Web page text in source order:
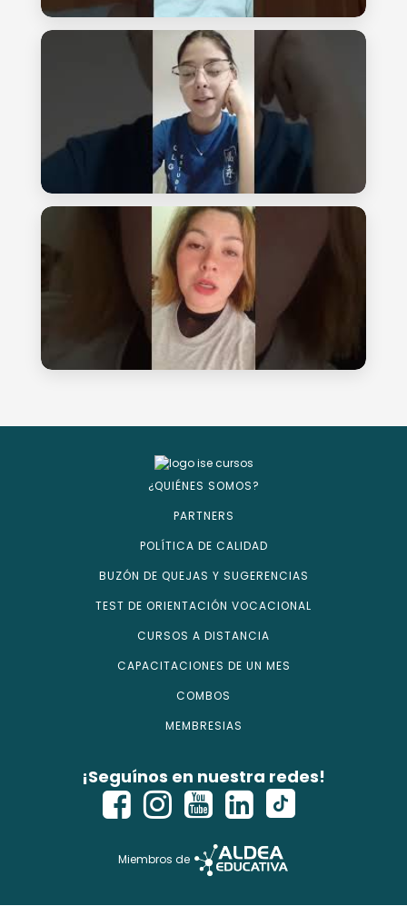
¿QUIÉNES SOMOS?
PARTNERS
POLÍTICA DE CALIDAD
BUZÓN DE QUEJAS Y SUGERENCIAS
TEST DE ORIENTACIÓN VOCACIONAL
CURSOS A DISTANCIA
CAPACITACIONES DE UN MES
COMBOS
MEMBRESIAS
¡Seguínos en nuestra redes!
Miembros de